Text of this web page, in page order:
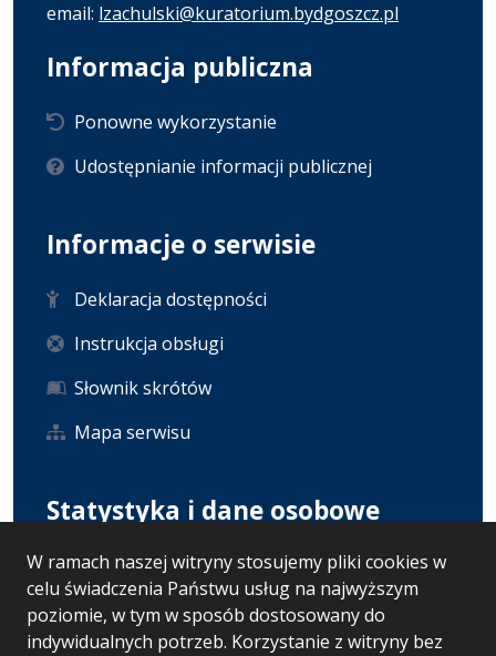
W ramach naszej witryny stosujemy pliki cookies w
celu świadczenia Państwu usług na najwyższym
poziomie, w tym w sposób dostosowany do
indywidualnych potrzeb. Korzystanie z witryny bez
email: lzachulski@kuratorium.bydgoszcz.pl
Informacja publiczna
Ponowne wykorzystanie
Udostępnianie informacji publicznej
Informacje o serwisie
Deklaracja dostępności
Instrukcja obsługi
Słownik skrótów
Mapa serwisu
Statystyka i dane osobowe
Statystyki oglądalności
Ostatnio dodane